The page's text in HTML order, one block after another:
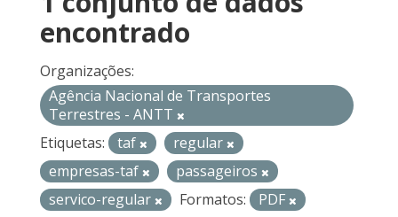
encontrado
Organizações:
Agência Nacional de Transportes
Terrestres - ANTT
Etiquetas:
taf
regular
empresas-taf
passageiros
servico-regular
Formatos:
PDF